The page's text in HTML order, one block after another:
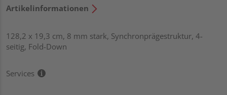
Artikelinformationen
128,2 x 19,3 cm, 8 mm stark, Synchronprägestruktur, 4-
seitig, Fold-Down
Services